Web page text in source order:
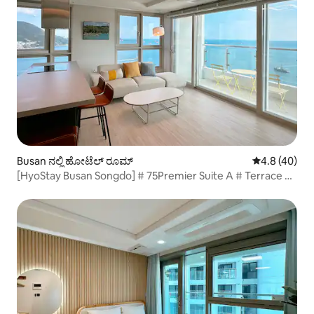
Busan ನಲ್ಲಿ ಹೋಟೆಲ್ ರೂಮ್ 5 ರಲ್ಲಿ 4.8
4.8 (40)
[HyoStay Busan Songdo] # 75Premier Suite A # Terrace #